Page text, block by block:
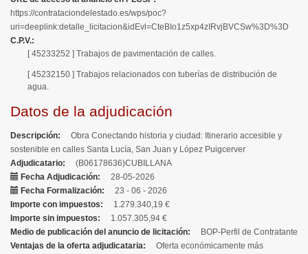
https://contrataciondelestado.es/wps/poc?
uri=deeplink:detalle_licitacion&idEvl=CteBIo1z5xp4zIRvjBVCSw%3D%3D
C.P.V.
[ 45233252 ] Trabajos de pavimentación de calles.
[ 45232150 ] Trabajos relacionados con tuberías de distribución de
agua.
Datos de la adjudicación
Descripción
Obra Conectando historia y ciudad: Itinerario accesible y
sostenible en calles Santa Lucía, San Juan y López Puigcerver
Adjudicatario
(B06178636)CUBILLANA
Fecha Adjudicación
28-05-2026
Fecha Formalización
23 - 06 - 2026
Importe con impuestos
1.279.340,19 €
Importe sin impuestos
1.057.305,94 €
Medio de publicación del anuncio de licitación
BOP-Perfil de Contratante
Ventajas de la oferta adjudicataria
Oferta económicamente más